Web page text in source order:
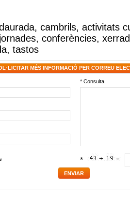
, cambrils, activitats
jornades, conferències,
, tastos
MÉS INFORMACIÓ PER CORREU
* Consulta
*